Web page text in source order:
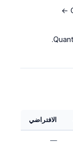
قم بإنشاء بيانات اعتماد API في Gemini ←
الافتراضي
—